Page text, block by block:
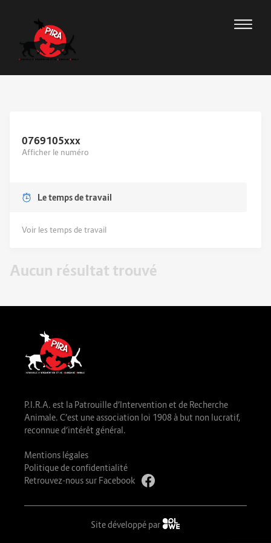
0769105xxx
Afficher le numéro
Le temps de travail
Voir les temps de travail
Aucun résultat trouvé
P.I.R.A. est la Patrouille d’Intervention et de Recherche
Animale. C’est une association loi 1908 à but non lucratif,
reconnue d’intérêt général.
Mentions légales
Politique de confidentialité
Retrouvez-nous sur Facebook
Site développé par